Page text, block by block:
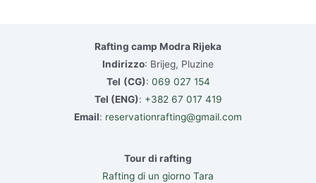
Rafting camp Modra Rijeka
Indirizzo: Brijeg, Pluzine
Tel (CG): 069 027 154
Tel (ENG): +382 67 017 419
Email: reservationrafting@gmail.com
Tour di rafting
Rafting di un giorno Tara